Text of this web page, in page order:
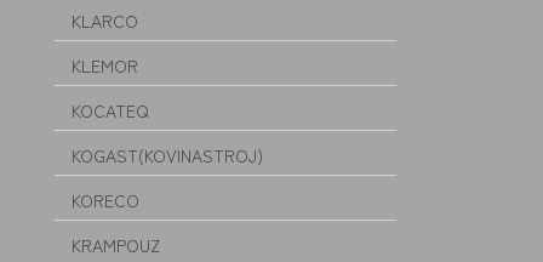
KLARCO
KLEMOR
KOCATEQ
KOGAST(KOVINASTROJ)
KORECO
KRAMPOUZ